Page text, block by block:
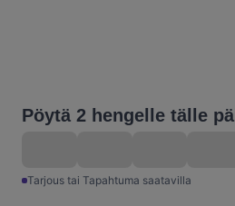
Pöytä 2 hengelle tälle
Tarjous tai Tapahtuma saatavilla